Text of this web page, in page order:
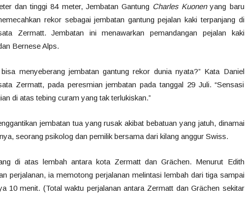
dan tinggi 84 meter, Jembatan Gantung Charles Kuonenyang baru
rekor sebagai jembatan gantung pejalan kaki terpanjang di
Zermatt. Jembatan ini menawarkan pemandangan pejalan kaki
Bernese Alps.
menyeberang jembatan gantung rekor dunia nyata?” Kata Daniel
Zermatt, pada peresmian jembatan pada tanggal 29 Juli. “Sensasi
di atas tebing curam yang tak terlukiskan.”
jembatan tua yang rusak akibat bebatuan yang jatuh, dinamai
seorang psikolog dan pemilik bersama dari kilang anggur Swiss.
di atas lembah antara kota Zermatt dan Grächen. Menurut Edith
perjalanan, ia memotong perjalanan melintasi lembah dari tiga sampai
10 menit. (Total waktu perjalanan antara Zermatt dan Grächen sekitar